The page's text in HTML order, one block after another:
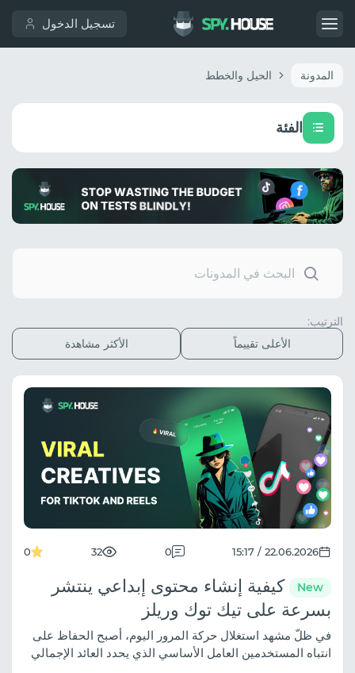
تسجيل الدخول
المدونة الحيل والخطط
الفئة
الترتيب:
الأعلى تقييماً
الأكثر مشاهدة
22.06.2026 / 15:17
0
32
0
New
كيفية إنشاء محتوى إبداعي ينتشر
بسرعة على تيك توك وريلز
في ظلّ مشهد استغلال حركة المرور اليوم، أصبح الحفاظ على
انتباه المستخدمين العامل الأساسي الذي يحدد العائد الإجمالي